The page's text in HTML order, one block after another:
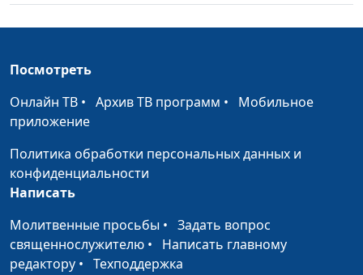
Библейский словарь: Вознесение
Библейский словарь: Причастник
Библейский словарь: Начаток
Библейский словарь: Воскресение
Библейский словарь: Крест
Посмотреть
Онлайн ТВ • Архив ТВ программ • Мобильное
приложение
Политика обработки персональных данных и
конфиденциальности
Написать
Молитвенные просьбы • Задать вопрос
священнослужителю • Написать главному
редактору • Техподдержка